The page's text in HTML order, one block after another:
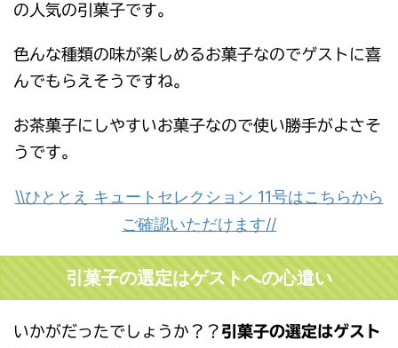
の人気の引菓子です。
色んな種類の味が楽しめるお菓子なのでゲストに喜
んでもらえそうですね。
お茶菓子にしやすいお菓子なので使い勝手がよさそ
うです。
\\ひととえ キュートセレクション 11号はこちらから
ご確認いただけます//
引菓子の選定はゲストへの心遣い
いかがだったでしょうか？？ 引菓子の選定はゲスト